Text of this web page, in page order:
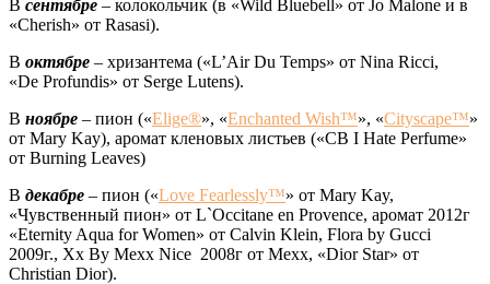
В сентябре – колокольчик (в «Wild Bluebell» от Jo Malone и в
«Cherish» от Rasasi).
В октябре – хризантема («L’Air Du Temps» от Nina Ricci,
«De Profundis» от Serge Lutens).
В ноябре – пион («Elige®», «Enchanted Wish™», «Cityscape™»
от Mary Kay), аромат кленовых листьев («CB I Hate Perfume»
от Burning Leaves)
В декабре – пион («Love Fearlessly™» от Mary Kay,
«Чувственный пион» от L`Occitane en Provence, аромат 2012г
«Eternity Aqua for Women» от Calvin Klein, Flora by Gucci
2009г., Xx By Mexx Nice 2008г от Mexx, «Dior Star» от
Christian Dior).